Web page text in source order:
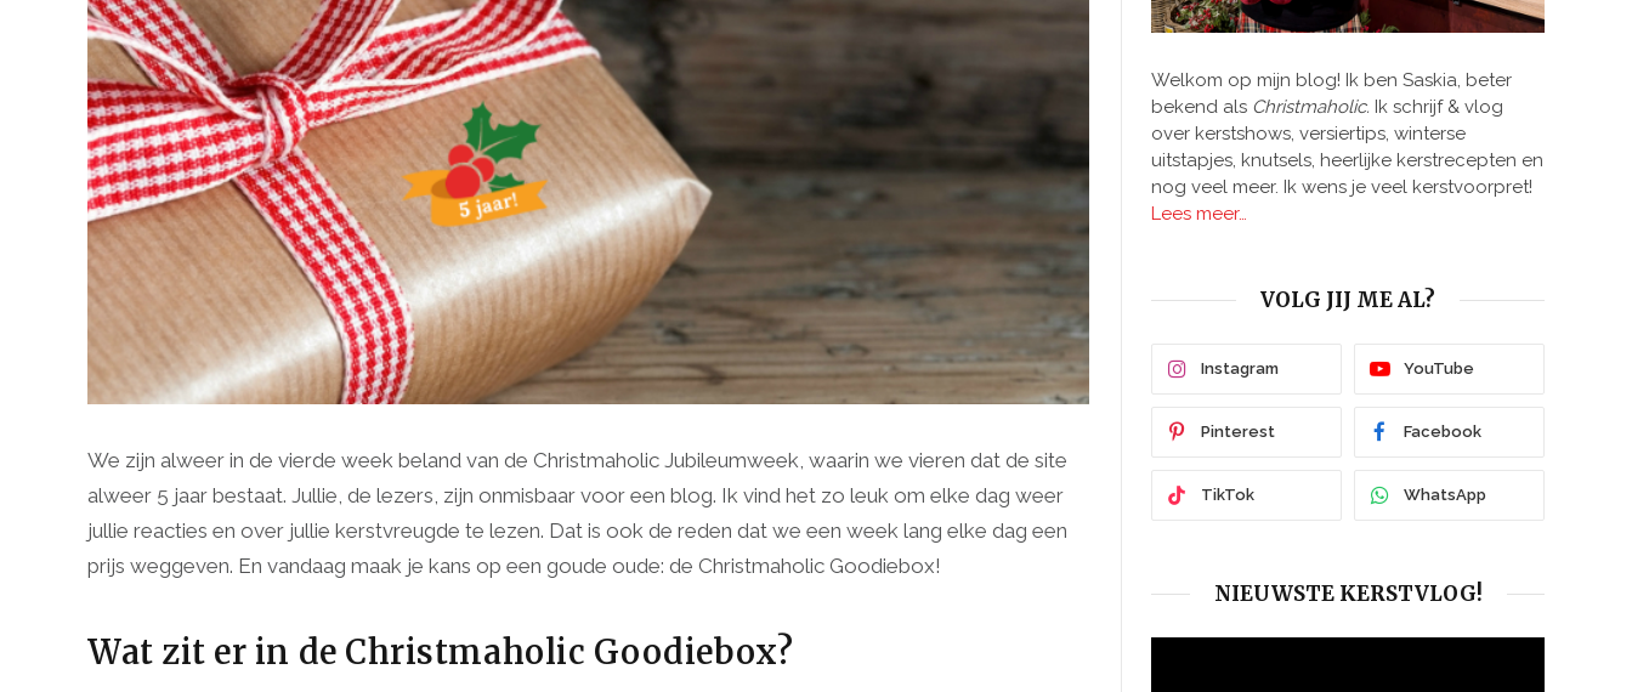
We zijn alweer in de vierde week beland van de Christmaholic Jubileumweek, waarin we vieren dat de site
alweer 5 jaar bestaat. Jullie, de lezers, zijn onmisbaar voor een blog. Ik vind het zo leuk om elke dag weer
jullie reacties en over jullie kerstvreugde te lezen. Dat is ook de reden dat we een week lang elke dag een
prijs weggeven. En vandaag maak je kans op een goude oude: de Christmaholic Goodiebox!
Wat zit er in de Christmaholic Goodiebox?
Welkom op mijn blog! Ik ben Saskia, beter
bekend als Christmaholic. Ik schrijf & vlog
over kerstshows, versiertips, winterse
uitstapjes, knutsels, heerlijke kerstrecepten en
nog veel meer. Ik wens je veel kerstvoorpret!
Lees meer…
VOLG JIJ ME AL?
Instagram YouTube
Pinterest Facebook
TikTok WhatsApp
NIEUWSTE KERSTVLOG!